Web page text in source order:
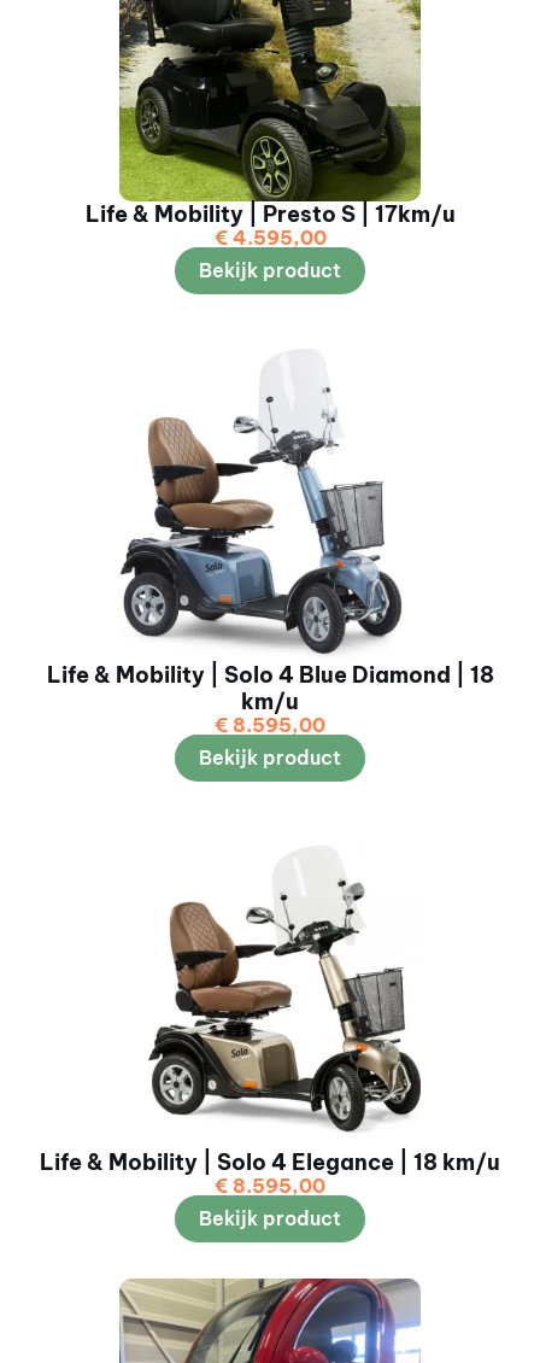
Life & Mobility | Presto S | 17km/u
€4.595,00
Bekijk product
Life & Mobility | Solo 4 Blue Diamond | 18
km/u
€ 8.595,00
Bekijk product
Life & Mobility | Solo 4 Elegance | 18 km/u
€ 8.595,00
Bekijk product